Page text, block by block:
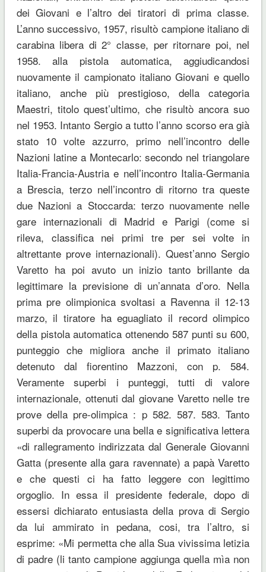
dei Giovani e l’altro dei tiratori di prima classe.
L’anno successivo, 1957, risultò campione italiano di
carabina libera di 2° classe, per ritornare poi, nel
1958. alla pistola automatica, aggiudicandosi
nuovamente il campionato italiano Giovani e quello
italiano, anche più prestigioso, della categoria
Maestri, titolo quest’ultimo, che risultò ancora suo
nel 1953. Intanto Sergio a tutto l’anno scorso era già
stato 10 volte azzurro, primo nell’incontro delle
Nazioni latine a Montecarlo: secondo nel triangolare
Italia-Francia-Austria e nell’incontro Italia-Germania
a Brescia, terzo nell’incontro di ritorno tra queste
due Nazioni a Stoccarda: terzo nuovamente nelle
gare internazionali di Madrid e Parigi (come si
rileva, classifica nei primi tre per sei volte in
altrettante prove internazionali). Quest’anno Sergio
Varetto ha poi avuto un inizio tanto brillante da
legittimare la previsione di un’annata d’oro. Nella
prima pre olimpionica svoltasi a Ravenna il 12-13
marzo, il tiratore ha eguagliato il record olimpico
della pistola automatica ottenendo 587 punti su 600,
punteggio che migliora anche il primato italiano
detenuto dal fiorentino Mazzoni, con p. 584.
Veramente superbi i punteggi, tutti di valore
internazionale, ottenuti dal giovane Varetto nelle tre
prove della pre-olimpica : p 582. 587. 583. Tanto
superbi da provocare una bella e significativa lettera
«di rallegramento indirizzata dal Generale Giovanni
Gatta (presente alla gara ravennate) a papà Varetto
e che questi ci ha fatto leggere con legittimo
orgoglio. In essa il presidente federale, dopo di
essersi dichiarato entusiasta della prova di Sergio
da lui ammirato in pedana, cosi, tra l’altro, si
esprime: «Mi permetta che alla Sua vivissima letizia
di padre (li tanto campione aggiunga quella mìa non